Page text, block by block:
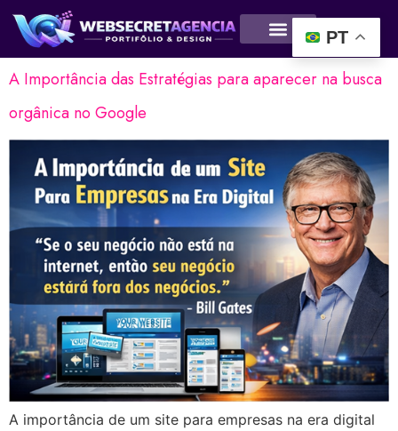
categoria
A Importância das Estratégias para aparecer na busca
orgânica no Google
A importância de um site para empresas na era digital
PT